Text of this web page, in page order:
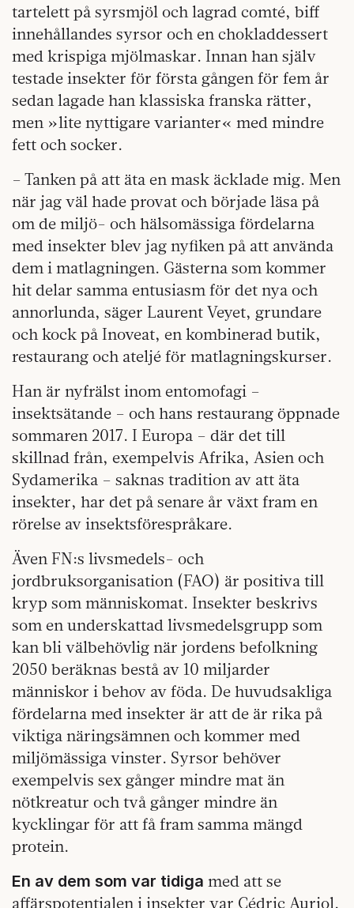
tartelett på syrsmjöl och lagrad comté, biff
innehållandes syrsor och en chokladdessert
med krispiga mjölmaskar. Innan han själv
testade insekter för första gången för fem år
sedan lagade han klassiska franska rätter,
men »lite nyttigare varianter« med mindre
fett och socker.
– Tanken på att äta en mask äcklade mig. Men
när jag väl hade provat och började läsa på
om de miljö- och hälsomässiga fördelarna
med insekter blev jag nyfiken på att använda
dem i matlagningen. Gästerna som kommer
hit delar samma entusiasm för det nya och
annorlunda, säger Laurent Veyet, grundare
och kock på Inoveat, en kombinerad butik,
restaurang och ateljé för matlagningskurser.
Han är nyfrälst inom entomofagi –
insektsätande – och hans restaurang öppnade
sommaren 2017. I Europa – där det till
skillnad från, exempelvis Afrika, Asien och
Sydamerika – saknas tradition av att äta
insekter, har det på senare år växt fram en
rörelse av insektsförespråkare.
Även FN:s livsmedels- och
jordbruksorganisation (FAO) är positiva till
kryp som människomat. Insekter beskrivs
som en underskattad livsmedelsgrupp som
kan bli välbehövlig när jordens befolkning
2050 beräknas bestå av 10 miljarder
människor i behov av föda. De huvudsakliga
fördelarna med insekter är att de är rika på
viktiga näringsämnen och kommer med
miljömässiga vinster. Syrsor behöver
exempelvis sex gånger mindre mat än
nötkreatur och två gånger mindre än
kycklingar för att få fram samma mängd
protein.
En av dem som var tidiga med att se
affärspotentialen i insekter var Cédric Auriol.